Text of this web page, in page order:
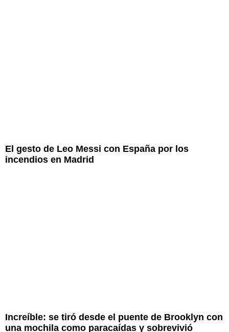
El gesto de Leo Messi con España por los
incendios en Madrid
Increíble: se tiró desde el puente de Brooklyn con
una mochila como paracaídas y sobrevivió